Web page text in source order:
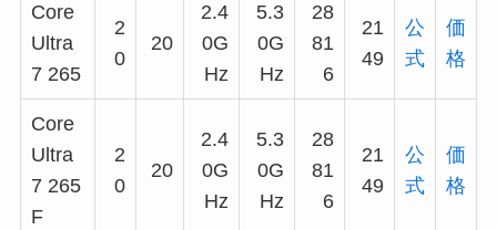
Core
Ultra
7 265
2
0
20
2.4
0G
Hz
5.3
0G
Hz
28
81
6
21
49
公
式
価
格
Core
Ultra
7 265
F
2
0
20
2.4
0G
Hz
5.3
0G
Hz
28
81
6
21
49
公
式
価
格